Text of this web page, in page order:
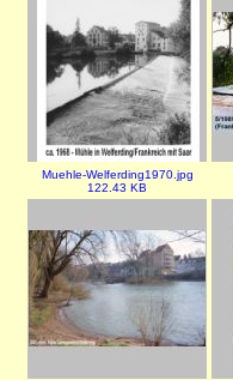
Muehle-Welferding1970.jpg
122.43 KB